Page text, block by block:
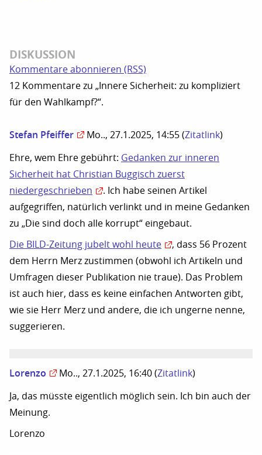
DISKUSSION
Kommentare abonnieren (RSS)
12 Kommentare zu „Innere Sicherheit: zu kompliziert
für den Wahlkampf?“.
Stefan Pfeiffer Mo.., 27.1.2025, 14:55 (Zitatlink)
Ehre, wem Ehre gebührt: Gedanken zur inneren
Sicherheit hat Christian Buggisch zuerst
niedergeschrieben
. Ich habe seinen Artikel
aufgegriffen, natürlich verlinkt und in meine Gedanken
zu „Die sind doch alle korrupt“ eingebaut.
Die BILD-Zeitung jubelt wohl heute
, dass 56 Prozent
dem Herrn Merz zustimmen (obwohl ich Artikeln und
Umfragen dieser Publikation nie traue). Das Problem
ist auch hier, dass es keine einfachen Antworten gibt,
wie sie Herr Merz und andere, die ich ungerne nenne,
suggerieren.
Lorenzo Mo.., 27.1.2025, 16:40 (Zitatlink)
Ja, das müsste eigentlich möglich sein. Ich bin auch der
Meinung.
Lorenzo